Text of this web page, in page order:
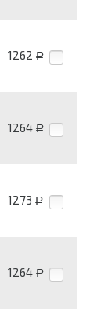
1262 Р
1264 Р
1273 Р
1264 Р